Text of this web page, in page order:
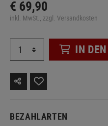
€ 69,90
inkl. MwSt., zzgl. Versandkosten
IN
BEZAHLARTEN